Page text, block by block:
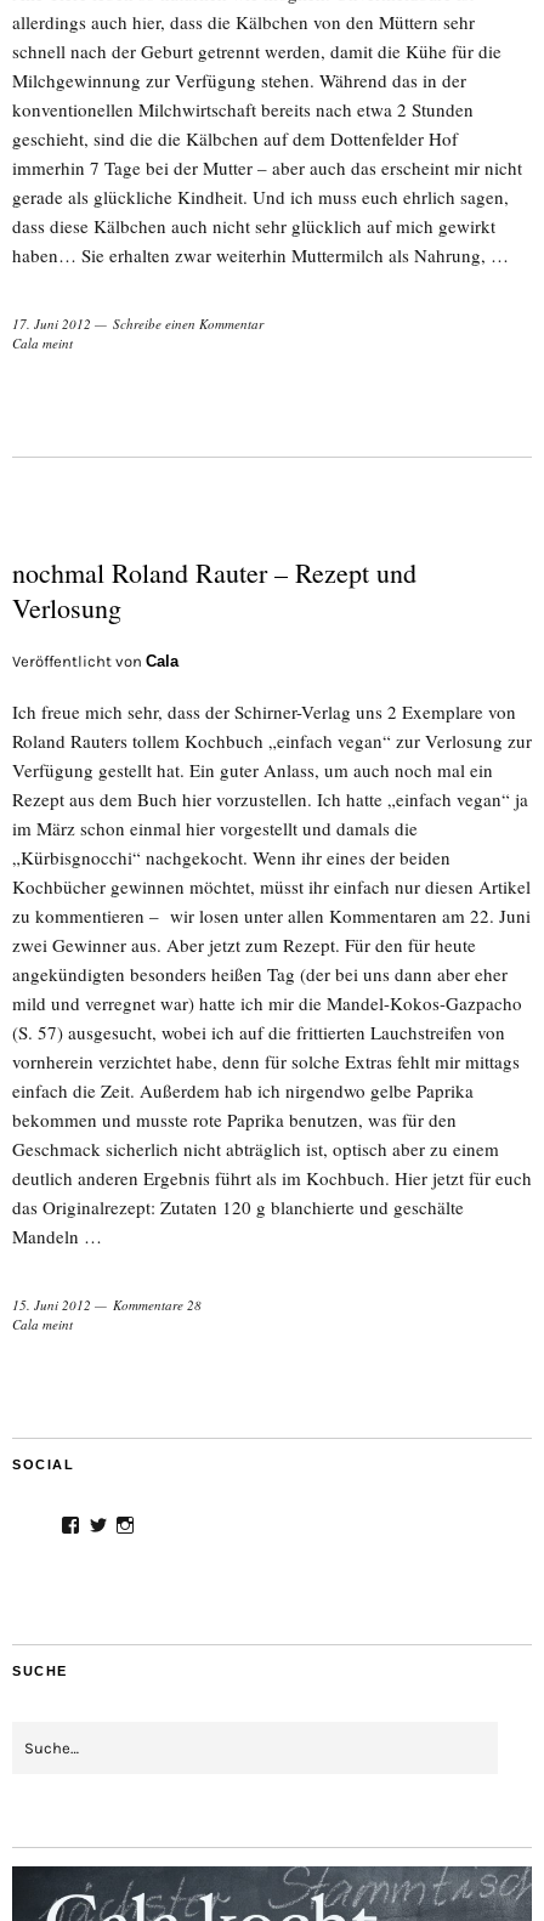
allerdings auch hier, dass die Kälbchen von den Müttern sehr
schnell nach der Geburt getrennt werden, damit die Kühe für die
Milchgewinnung zur Verfügung stehen. Während das in der
konventionellen Milchwirtschaft bereits nach etwa 2 Stunden
geschieht, sind die die Kälbchen auf dem Dottenfelder Hof
immerhin 7 Tage bei der Mutter – aber auch das erscheint mir nicht
gerade als glückliche Kindheit. Und ich muss euch ehrlich sagen,
dass diese Kälbchen auch nicht sehr glücklich auf mich gewirkt
haben… Sie erhalten zwar weiterhin Muttermilch als Nahrung, …
17. Juni 2012
Schreibe einen Kommentar
Cala meint
nochmal Roland Rauter – Rezept und
Verlosung
Veröffentlicht von Cala
Ich freue mich sehr, dass der Schirner-Verlag uns 2 Exemplare von
Roland Rauters tollem Kochbuch „einfach vegan“ zur Verlosung zur
Verfügung gestellt hat. Ein guter Anlass, um auch noch mal ein
Rezept aus dem Buch hier vorzustellen. Ich hatte „einfach vegan“ ja
im März schon einmal hier vorgestellt und damals die
„Kürbisgnocchi“ nachgekocht. Wenn ihr eines der beiden
Kochbücher gewinnen möchtet, müsst ihr einfach nur diesen Artikel
zu kommentieren – wir losen unter allen Kommentaren am 22. Juni
zwei Gewinner aus. Aber jetzt zum Rezept. Für den für heute
angekündigten besonders heißen Tag (der bei uns dann aber eher
mild und verregnet war) hatte ich mir die Mandel-Kokos-Gazpacho
(S. 57) ausgesucht, wobei ich auf die frittierten Lauchstreifen von
vornherein verzichtet habe, denn für solche Extras fehlt mir mittags
einfach die Zeit. Außerdem hab ich nirgendwo gelbe Paprika
bekommen und musste rote Paprika benutzen, was für den
Geschmack sicherlich nicht abträglich ist, optisch aber zu einem
deutlich anderen Ergebnis führt als im Kochbuch. Hier jetzt für euch
das Originalrezept: Zutaten 120 g blanchierte und geschälte
Mandeln …
15. Juni 2012
Kommentare 28
Cala meint
SOCIAL
Facebook
Twitter
SUCHE